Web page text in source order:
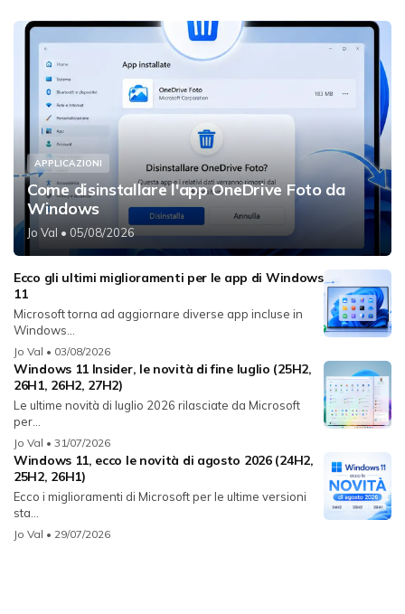
APPLICAZIONI
Come disinstallare l'app OneDrive Foto da
Windows
Jo Val • 05/08/2026
Ecco gli ultimi miglioramenti per le app di Windows
11
Microsoft torna ad aggiornare diverse app incluse in
Windows...
Jo Val • 03/08/2026
Windows 11 Insider, le novità di fine luglio (25H2,
26H1, 26H2, 27H2)
Le ultime novità di luglio 2026 rilasciate da Microsoft
per...
Jo Val • 31/07/2026
Windows 11, ecco le novità di agosto 2026 (24H2,
25H2, 26H1)
Ecco i miglioramenti di Microsoft per le ultime versioni
sta...
Jo Val • 29/07/2026